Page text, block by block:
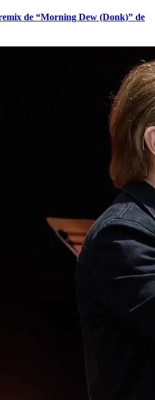
de “Morning Dew (Donk)” de